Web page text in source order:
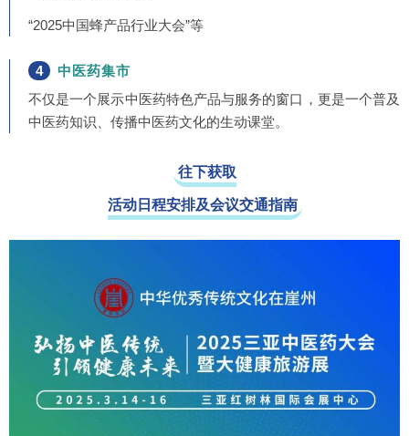
“2025中国蜂产品行业大会”等
4
中医药集市
不仅是一个展示中医药特色产品与服务的窗口，更是一个普及
中医药知识、传播中医药文化的生动课堂。
往下获取
活动日程安排及会议交通指南